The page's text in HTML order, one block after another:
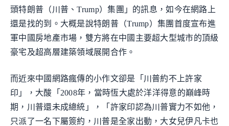
頭特朗普（川普、Trump）集團」的訊息，如今在網路上
還是找的到。大概是說特朗普（Trump）集團首度宣布進
軍中國房地產市場，雙方將在中國主要超大型城市的頂級
豪宅及超高層建築領域展開合作。
而近來中國網路瘋傳的小作文卻是「川普約不上許家
印」，大酸「2008年，當時恆大處於洋洋得意的巔峰時
期，川普還未成總統」，「許家印認為川普實力不如他，
只派了一名下屬簽約，川普是全家出動，大女兒伊凡卡也